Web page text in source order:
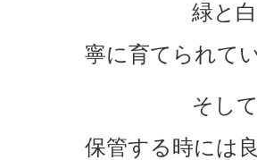
緑と白い部
寧に育てられて
そして、長
保管する時には